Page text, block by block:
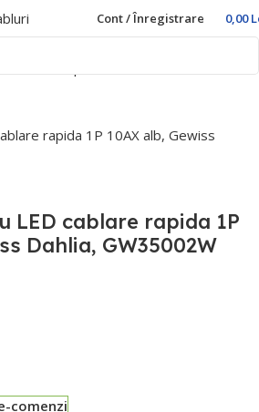
Cont / Înregistrare 0,00
cablare rapida 1P
Dahlia, GW35002W
comenzi